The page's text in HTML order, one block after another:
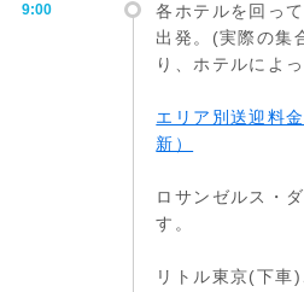
9:00
各ホテルを回っ
出発。(実際の集
り、ホテルによ
エリア別送迎料
新）
ロサンゼルス・
す。
リトル東京(下車